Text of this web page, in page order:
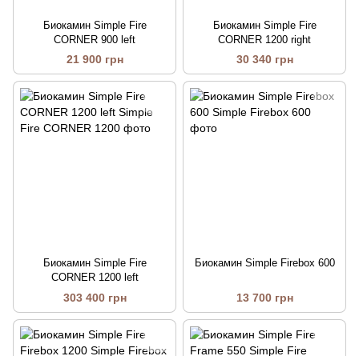
Биокамин Simple Fire
CORNER 900 left
21 900 грн
Биокамин Simple Fire
CORNER 1200 right
30 340 грн
Биокамин Simple Fire
CORNER 1200 left
303 400 грн
Биокамин Simple Firebox 600
13 700 грн